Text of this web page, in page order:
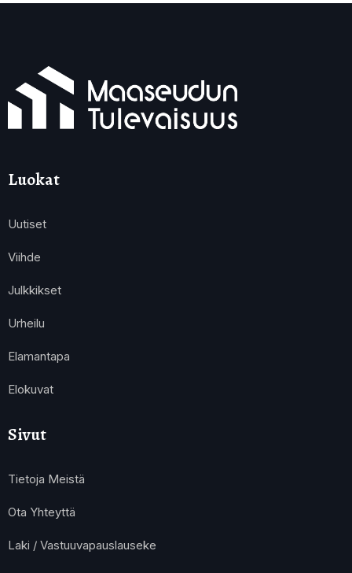
Luokat
Uutiset
Viihde
Julkkikset
Urheilu
Elamantapa
Elokuvat
Sivut
Tietoja Meistä
Ota Yhteyttä
Laki / Vastuuvapauslauseke